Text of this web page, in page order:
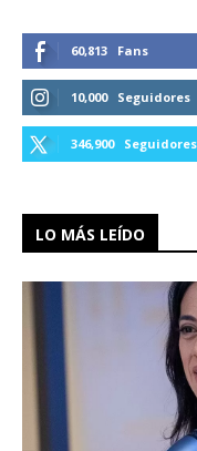
60,813 Fans
10,000 Seguidores
346,900 Seguidores
LO MÁS LEÍDO